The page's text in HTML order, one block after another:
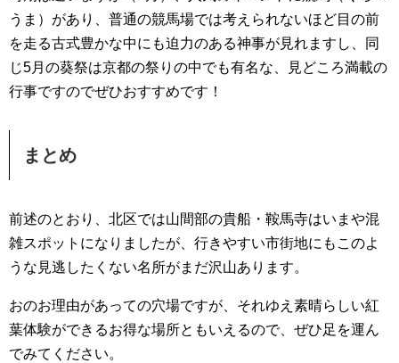
うま）があり、普通の競馬場では考えられないほど目の前
を走る古式豊かな中にも迫力のある神事が見れますし、同
じ5月の葵祭は京都の祭りの中でも有名な、見どころ満載の
行事ですのでぜひおすすめです！
まとめ
前述のとおり、北区では山間部の貴船・鞍馬寺はいまや混
雑スポットになりましたが、行きやすい市街地にもこのよ
うな見逃したくない名所がまだ沢山あります。
おのお理由があっての穴場ですが、それゆえ素晴らしい紅
葉体験ができるお得な場所ともいえるので、ぜひ足を運ん
でみてください。